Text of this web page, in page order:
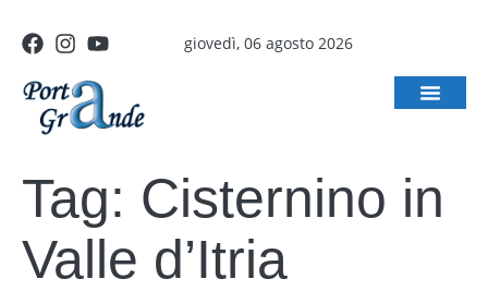
giovedì, 06 agosto 2026
Tag: Cisternino in
Valle d’Itria